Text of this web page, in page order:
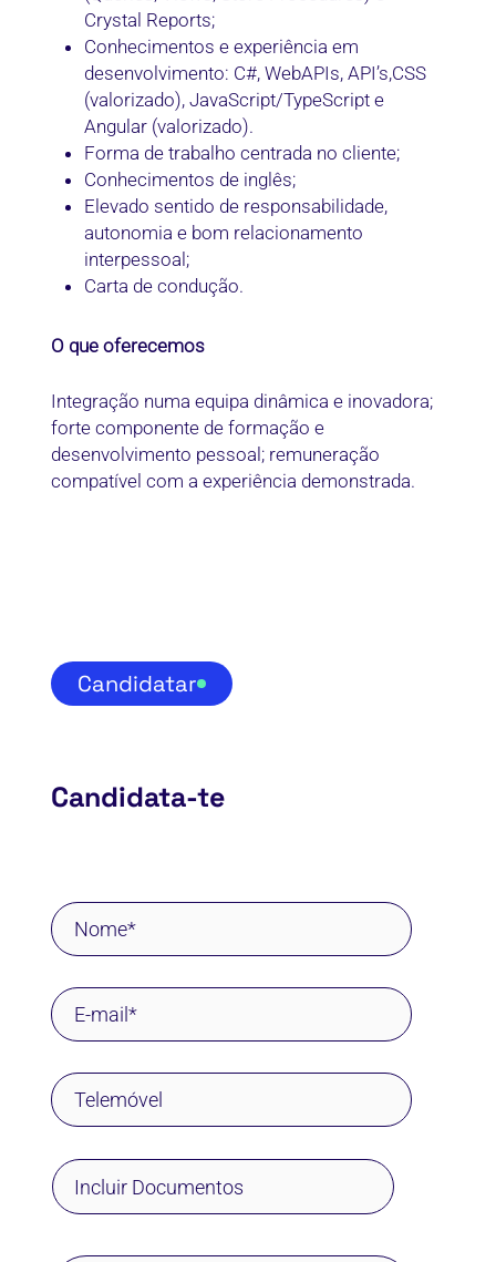
Crystal Reports;
Conhecimentos e experiência em
desenvolvimento: C#, WebAPIs, API’s,CSS
(valorizado), JavaScript/TypeScript e
Angular (valorizado).
Forma de trabalho centrada no cliente;
Conhecimentos de inglês;
Elevado sentido de responsabilidade,
autonomia e bom relacionamento
interpessoal;
Carta de condução.
O que oferecemos
Integração numa equipa dinâmica e inovadora;
forte componente de formação e
desenvolvimento pessoal; remuneração
compatível com a experiência demonstrada.
Candidatar
Candidata-te
Incluir Documentos